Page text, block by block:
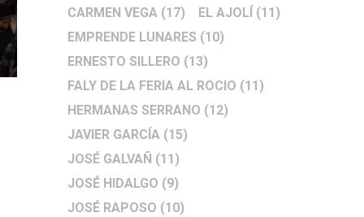
CARMEN VEGA (17) EL AJOLÍ (11)
EMPRENDE LUNARES (10)
ERNESTO SILLERO (13)
FALY DE LA FERIA AL ROCIO (11)
HERMANAS SERRANO (12)
JAVIER GARCÍA (15)
JOSÉ GALVAÑ (11)
JOSÉ HIDALGO (9)
JOSÉ RAPOSO (10)